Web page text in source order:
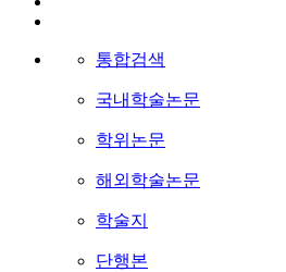
통합검색
국내학술논문
학위논문
해외학술논문
학술지
단행본